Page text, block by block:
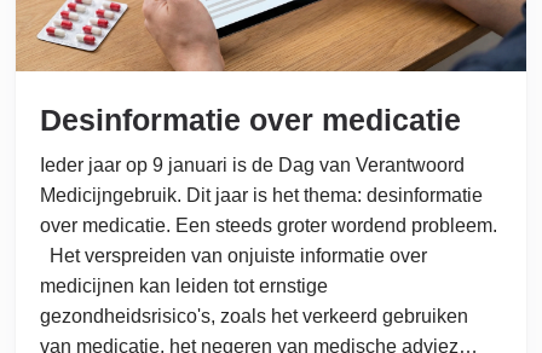
Desinformatie over medicatie
Ieder jaar op 9 januari is de Dag van Verantwoord
Medicijngebruik. Dit jaar is het thema: desinformatie
over medicatie. Een steeds groter wordend probleem.
Het verspreiden van onjuiste informatie over
medicijnen kan leiden tot ernstige
gezondheidsrisico's, zoals het verkeerd gebruiken
van medicatie, het negeren van medische adviez…